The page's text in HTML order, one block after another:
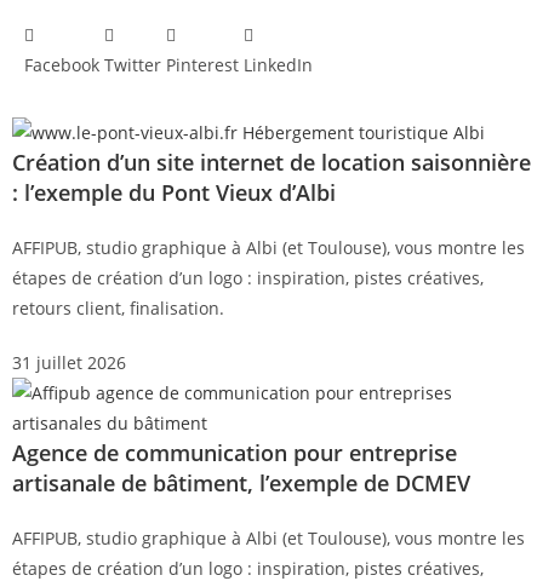
Facebook Twitter Pinterest LinkedIn
Création d’un site internet de location saisonnière
: l’exemple du Pont Vieux d’Albi
AFFIPUB, studio graphique à Albi (et Toulouse), vous montre les
étapes de création d’un logo : inspiration, pistes créatives,
retours client, finalisation.
31 juillet 2026
Agence de communication pour entreprise
artisanale de bâtiment, l’exemple de DCMEV
AFFIPUB, studio graphique à Albi (et Toulouse), vous montre les
étapes de création d’un logo : inspiration, pistes créatives,